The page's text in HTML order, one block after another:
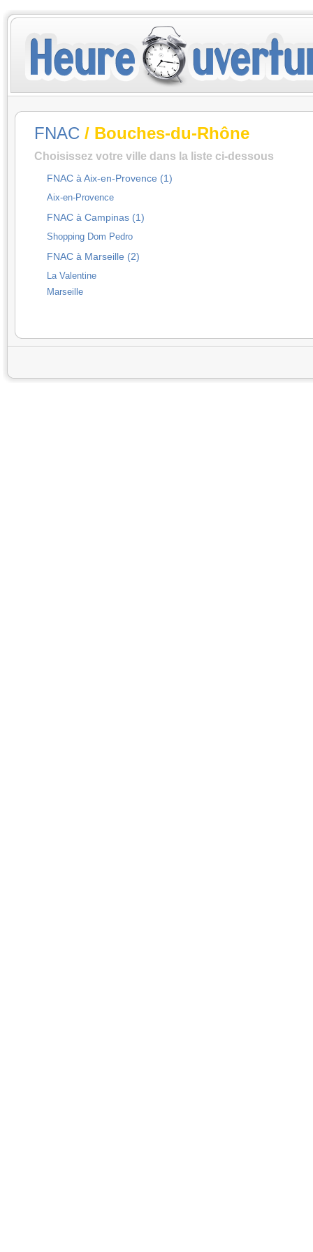
FNAC / Bouches-du-Rhône
Choisissez votre ville dans la liste ci-dessous
FNAC à Aix-en-Provence (1)
Aix-en-Provence
FNAC à Campinas (1)
Shopping Dom Pedro
FNAC à Marseille (2)
La Valentine
Marseille